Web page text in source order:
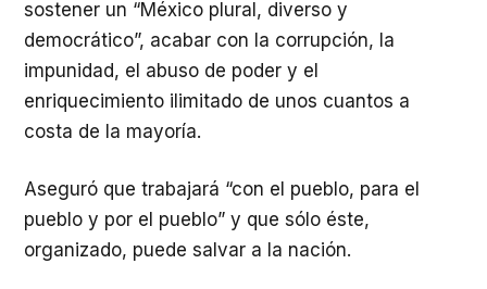
sostener un “México plural, diverso y
democrático”, acabar con la corrupción, la
impunidad, el abuso de poder y el
enriquecimiento ilimitado de unos cuantos a
costa de la mayoría.
Aseguró que trabajará “con el pueblo, para el
pueblo y por el pueblo” y que sólo éste,
organizado, puede salvar a la nación.